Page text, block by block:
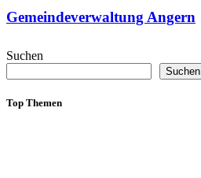
Gemeindeverwaltung Angern
Suchen
Suchen
Top Themen